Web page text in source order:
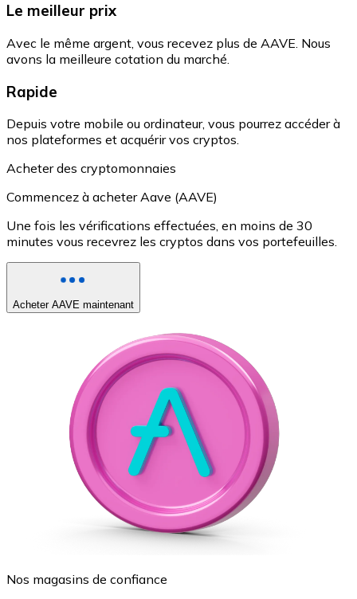
Le meilleur prix
Avec le même argent, vous recevez plus de AAVE. Nous
avons la meilleure cotation du marché.
Rapide
Depuis votre mobile ou ordinateur, vous pourrez accéder à
nos plateformes et acquérir vos cryptos.
Acheter des cryptomonnaies
Commencez à acheter Aave (AAVE)
Une fois les vérifications effectuées, en moins de 30
minutes vous recevrez les cryptos dans vos portefeuilles.
Acheter AAVE maintenant
Nos magasins de confiance